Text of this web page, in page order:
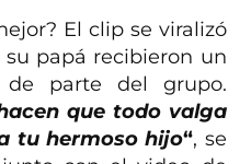
El clip se viralizó
papá recibieron un
de parte del grupo.
que todo valga
tu hermoso hijo“, se